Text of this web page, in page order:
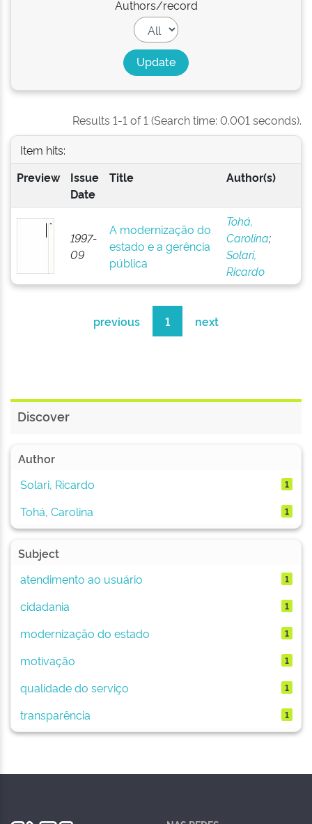
Authors/record
Results 1-1 of 1 (Search time: 0.001 seconds).
Item hits:
Preview
Issue
Date
Title Author(s)
1997-
09
A modernização do
estado e a gerência
pública
Tohá,
Carolina;
Solari,
Ricardo
previous 1 next
Discover
Author
Solari, Ricardo
1
Tohá, Carolina 1
Subject
atendimento ao usuário
1
cidadania 1
modernização do estado 1
motivação 1
qualidade do serviço 1
transparência 1